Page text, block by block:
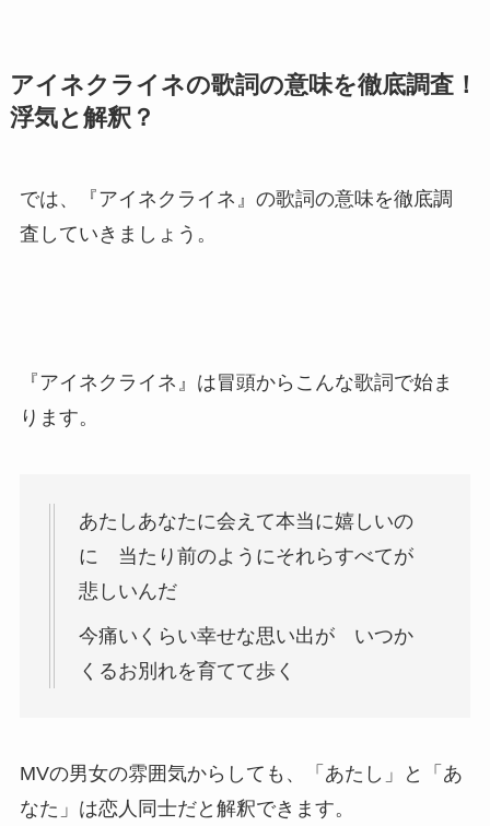
アイネクライネの歌詞の意味を徹底調査！
浮気と解釈？
では、『アイネクライネ』の歌詞の意味を徹底調
査していきましょう。
『アイネクライネ』は冒頭からこんな歌詞で始ま
ります。
あたしあなたに会えて本当に嬉しいの
に 当たり前のようにそれらすべてが
悲しいんだ
今痛いくらい幸せな思い出が いつか
くるお別れを育てて歩く
MVの男女の雰囲気からしても、「あたし」と「あ
なた」は恋人同士だと解釈できます。